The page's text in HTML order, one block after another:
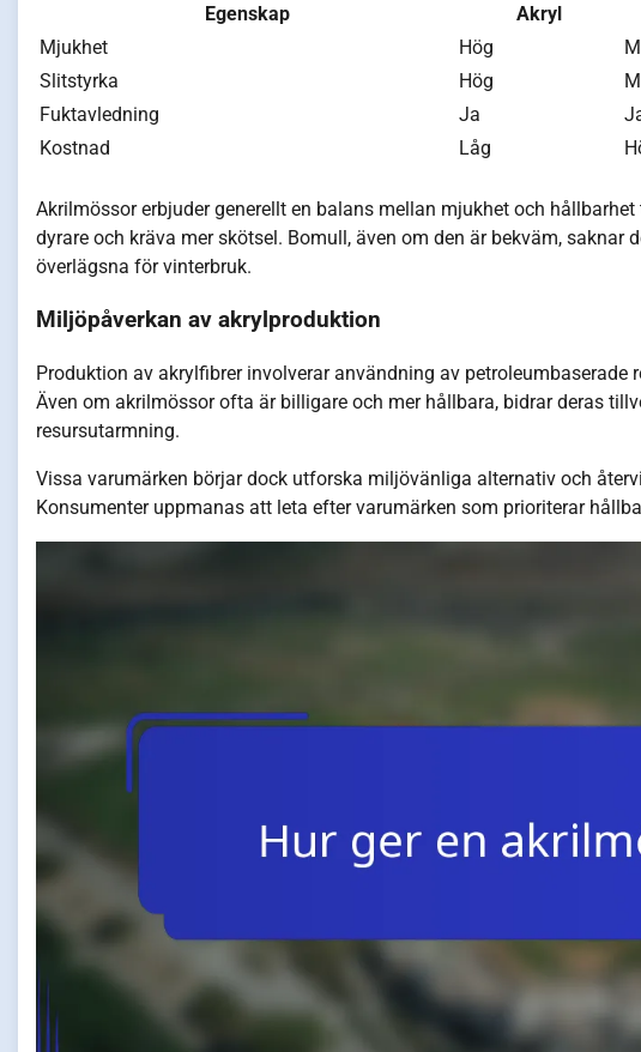
Egenskap Akryl
Mjukhet
Hög
Slitstyrka
Hög
Fuktavledning
Ja
Kostnad
Låg
Akrilmössor erbjuder generellt en balans mellan mjukhet och
dyrare och kräva mer skötsel. Bomull, även om den är bekväm, saknar
överlägsna för vinterbruk.
Miljöpåverkan av akrylproduktion
Produktion av akrylfibrer involverar användning av
Även om akrilmössor ofta är billigare och mer hållbara, bidrar deras
resursutarmning.
Vissa varumärken börjar dock utforska miljövänliga alternativ och
Konsumenter uppmanas att leta efter varumärken som prioriterar